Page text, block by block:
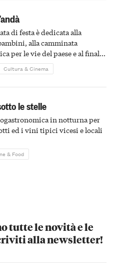
di festa è dedicata alla
alla camminata
per le vie del paese e al finale
Cultura & Cinema
le stelle
in notturna per
ed i vini tipici vicesi e locali
& Food
tutte le novità e le
alla newsletter!